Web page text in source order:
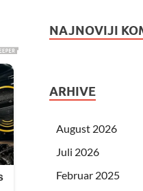
NAJNOVIJI
ARHIVE
August 2026
Juli 2026
Februar 2025